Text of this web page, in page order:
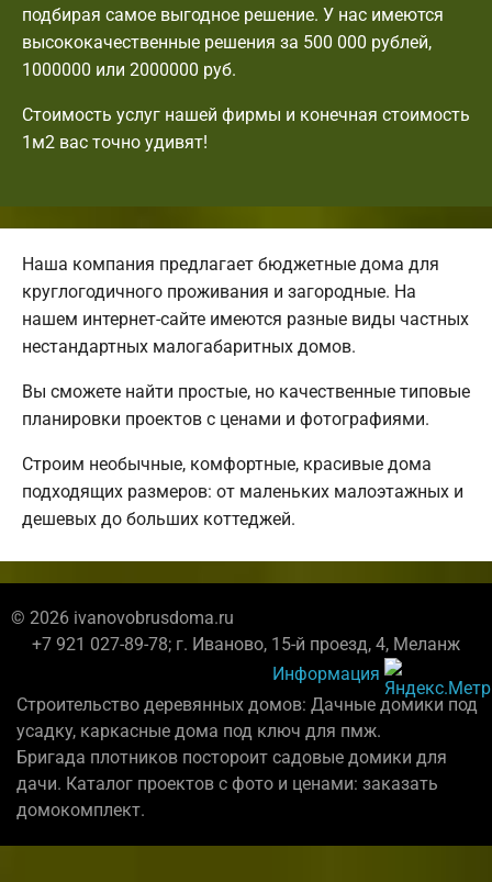
подбирая самое выгодное решение. У нас имеются
высококачественные решения за 500 000 рублей,
1000000 или 2000000 руб.
Стоимость услуг нашей фирмы и конечная стоимость
1м2 вас точно удивят!
Наша компания предлагает бюджетные дома для
круглогодичного проживания и загородные. На
нашем интернет-сайте имеются разные виды частных
нестандартных малогабаритных домов.
Вы сможете найти простые, но качественные типовые
планировки проектов с ценами и фотографиями.
Строим необычные, комфортные, красивые дома
подходящих размеров: от маленьких малоэтажных и
дешевых до больших коттеджей.
© 2026 ivanovobrusdoma.ru
+7 921 027-89-78; г. Иваново, 15-й проезд, 4, Меланж
Информация
Строительство деревянных домов: Дачные домики под
усадку, каркасные дома под ключ для пмж.
Бригада плотников постороит садовые домики для
дачи. Каталог проектов с фото и ценами: заказать
домокомплект.